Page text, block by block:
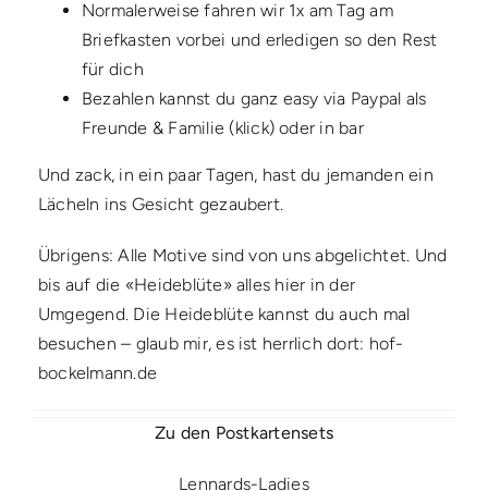
Normalerweise fahren wir 1x am Tag am
Briefkasten vorbei und erledigen so den Rest
für dich
Bezahlen kannst du ganz easy via Paypal als
Freunde & Familie (klick) oder in bar
Und zack, in ein paar Tagen, hast du jemanden ein
Lächeln ins Gesicht gezaubert.
Übrigens: Alle Motive sind von uns abgelichtet. Und
bis auf die «Heideblüte» alles hier in der
Umgegend. Die Heideblüte kannst du auch mal
besuchen – glaub mir, es ist herrlich dort: hof-
bockelmann.de
Zu den Postkartensets
Lennards-Ladies